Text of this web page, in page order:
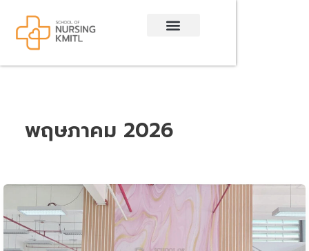
content
พฤษภาคม 2026